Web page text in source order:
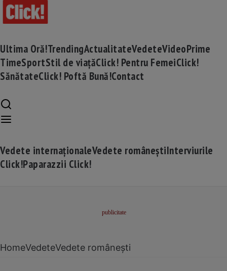
Ultima Oră!TrendingActualitateVedeteVideoPrime
TimeSportStil de viațăClick! Pentru FemeiClick!
SănătateClick! Poftă Bună!Contact
Vedete internaționaleVedete româneștiInterviurile
Click!Paparazzii Click!
HomeVedeteVedete românești